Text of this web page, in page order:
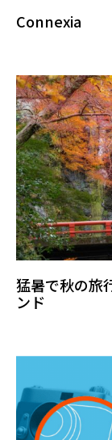
Connexia
猛暑で秋の旅
ンド